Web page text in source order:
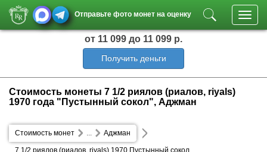
Отправьте фото монет на оценку
от 11 099 до 11 099 р.
Получить деньги
Стоимость монеты 7 1/2 риялов (риалов, riyals)
1970 года "Пустынный сокол", Аджман
Стоимость монет Аджман
...
7 1/2 риялов (риалов, riyals) 1970 Пустынный сокол